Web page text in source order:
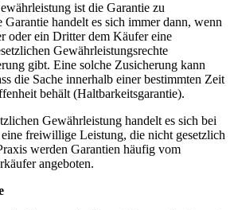
ist die Garantie zu
Garantie handelt es sich immer dann, wenn
oder ein Dritter dem Käufer eine
Gewährleistungsrechte
gibt. Eine solche Zusicherung kann
die Sache innerhalb einer bestimmten Zeit
behält (Haltbarkeitsgarantie).
Gewährleistung handelt es sich bei
freiwillige Leistung, die nicht gesetzlich
werden Garantien häufig vom
angeboten.